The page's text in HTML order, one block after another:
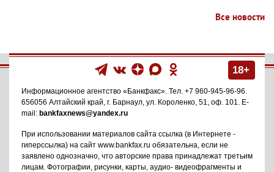
Все новости
18+
Информационное агентство «Банкфакс» . Тел. +7 960-945-96-96
656056 Алтайский край, г. Барнаул ул. Короленко, 51, оф. 101
. E-
mail: bankfaxnews@yandex.ru
При использовании материалов сайта ссылка (в Интернете -
гиперссылка) на сайт www.bankfax.ru обязательна, если не
заявлено однозначно, что авторские права принадлежат третьим
лицам. Фотографии, рисунки, карты, аудио- видеофрагменты и